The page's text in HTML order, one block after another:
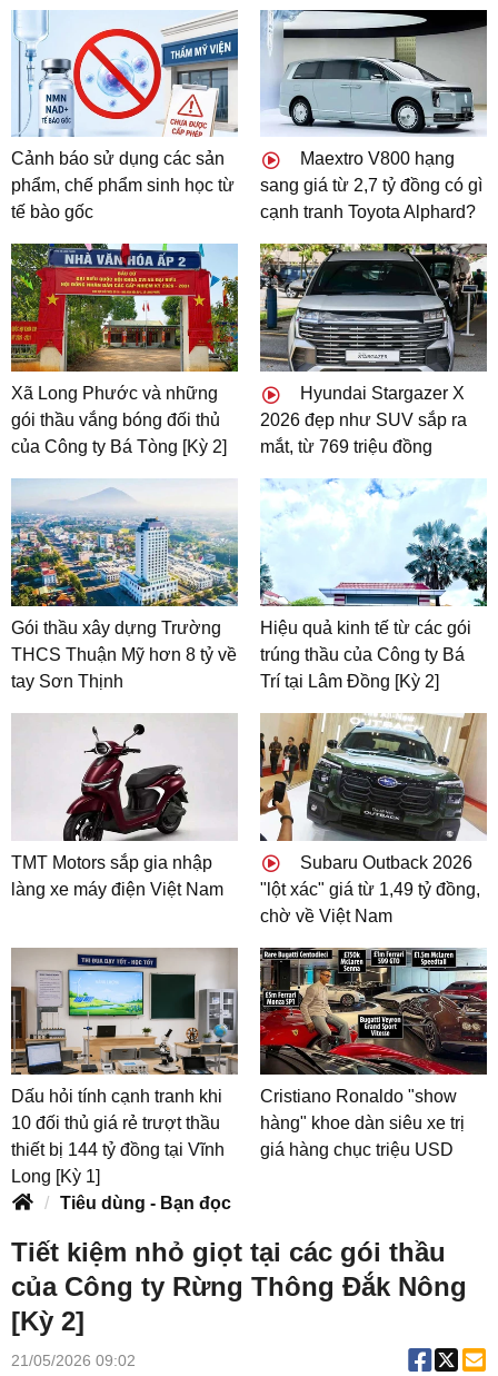
Cảnh báo sử dụng các sản
phẩm, chế phẩm sinh học từ
tế bào gốc
Maextro V800 hạng
sang giá từ 2,7 tỷ đồng có gì
cạnh tranh Toyota Alphard?
Xã Long Phước và những
gói thầu vắng bóng đối thủ
của Công ty Bá Tòng [Kỳ 2]
Hyundai Stargazer X
2026 đẹp như SUV sắp ra
mắt, từ 769 triệu đồng
Gói thầu xây dựng Trường
THCS Thuận Mỹ hơn 8 tỷ về
tay Sơn Thịnh
Hiệu quả kinh tế từ các gói
trúng thầu của Công ty Bá
Trí tại Lâm Đồng [Kỳ 2]
TMT Motors sắp gia nhập
làng xe máy điện Việt Nam
Subaru Outback 2026
"lột xác" giá từ 1,49 tỷ đồng,
chờ về Việt Nam
Dấu hỏi tính cạnh tranh khi
10 đối thủ giá rẻ trượt thầu
thiết bị 144 tỷ đồng tại Vĩnh
Long [Kỳ 1]
Cristiano Ronaldo "show
hàng" khoe dàn siêu xe trị
giá hàng chục triệu USD
Tiêu dùng - Bạn đọc
Tiết kiệm nhỏ giọt tại các gói thầu
của Công ty Rừng Thông Đắk Nông
[Kỳ 2]
21/05/2026 09:02